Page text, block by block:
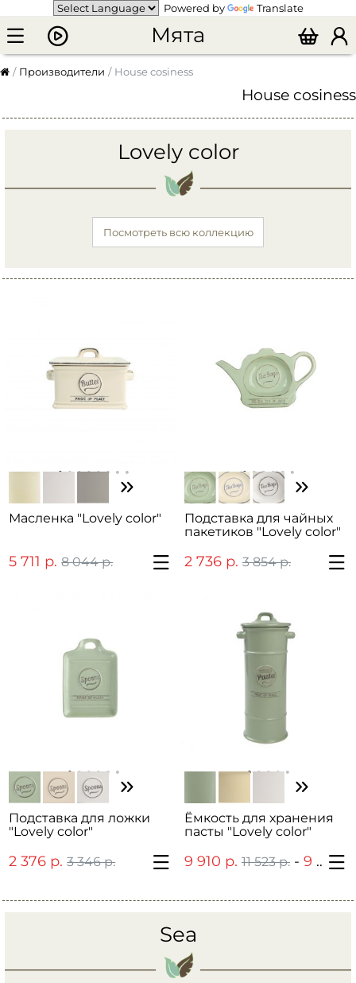
Powered by Translate
Мята
Производители House cosiness
House cosiness
Lovely color
Посмотреть всю коллекцию
Масленка "Lovely color"
5 711 р. 8 044 р.
Подставка для чайных
пакетиков "Lovely color"
2 736 р. 3 854 р.
Подставка для ложки
"Lovely color"
2 376 р. 3 346 р.
Ёмкость для хранения
пасты "Lovely color"
9 910 р. 11 523 р. - 9 910 р.
Sea